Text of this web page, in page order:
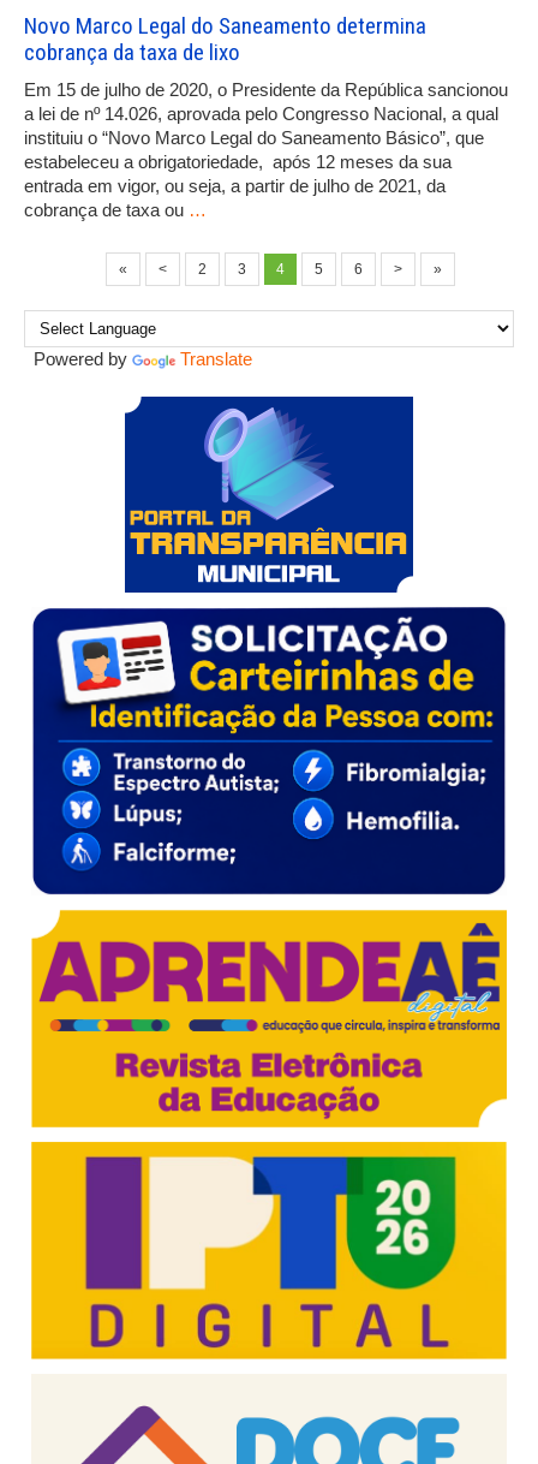
Novo Marco Legal do Saneamento determina
cobrança da taxa de lixo
Em 15 de julho de 2020, o Presidente da República sancionou
a lei de nº 14.026, aprovada pelo Congresso Nacional, a qual
instituiu o “Novo Marco Legal do Saneamento Básico”, que
estabeleceu a obrigatoriedade, após 12 meses da sua
entrada em vigor, ou seja, a partir de julho de 2021, da
cobrança de taxa ou …
« < 2 3 4 5 6 > »
Powered by Translate